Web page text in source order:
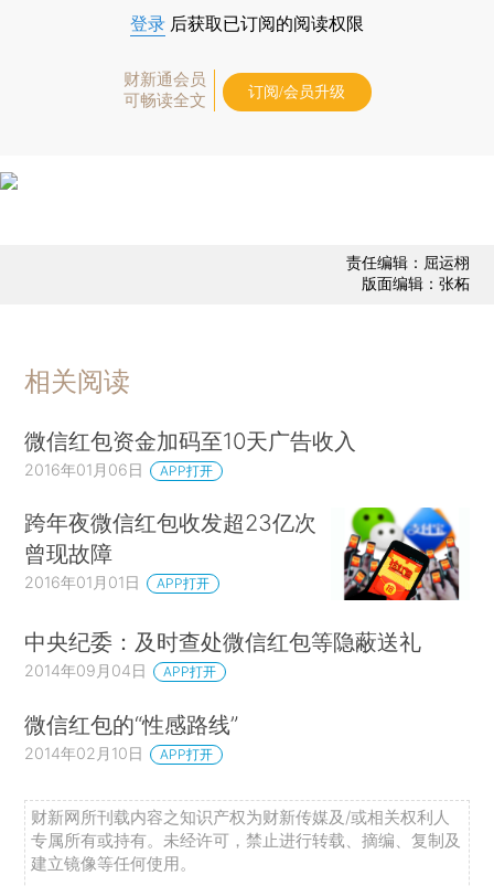
登录 后获取已订阅的阅读权限
财新通会员
可畅读全文
订阅/会员升级
责任编辑：屈运栩
版面编辑：张柘
相关阅读
微信红包资金加码至10天广告收入
2016年01月06日 APP打开
跨年夜微信红包收发超23亿次
曾现故障
2016年01月01日 APP打开
中央纪委：及时查处微信红包等隐蔽送礼
2014年09月04日 APP打开
微信红包的“性感路线”
2014年02月10日 APP打开
财新网所刊载内容之知识产权为财新传媒及/或相关权利人
专属所有或持有。未经许可，禁止进行转载、摘编、复制及
建立镜像等任何使用。